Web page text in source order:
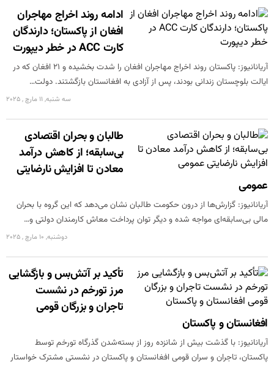
ادامه روند اخراج مهاجران
افغان از پاکستان؛ دارندگان
کارت ACC در خطر دیپورت
آریانانیوز: پاکستان روند اخراج مهاجران افغان را شدت بخشیده و ۲۱ افغان که در
ایالت بلوچستان زندانی بودند، پس از آزادی به افغانستان بازگشتند. دولت…
سه شنبه, 11 مارچ , 2025
طالبان و بحران اقتصادی
بی‌سابقه؛ از کاهش درآمد
معادن تا افزایش نارضایتی
عمومی
آریانانیوز: گزارش‌ها از درون حکومت طالبان نشان می‌دهد که این گروه با بحران
مالی بی‌سابقه‌ای مواجه شده و دیگر توان پرداخت معاش کارمندان دولتی و…
دوشنبه, 10 مارچ , 2025
تأکید بر آتش‌بس و بازگشایی
مرز تورخم در نشست
تاجران و بزرگان قومی
افغانستان و پاکستان
آریانانیوز: با گذشت بیش از شانزده روز از بسته‌شدن گذرگاه تورخم توسط
پاکستان، تاجران و سران قومی افغانستان و پاکستان در نشستی مشترک خواستار